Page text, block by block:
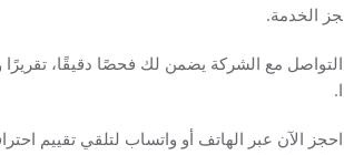
جز الخدمة.
التواصل مع الشركة يضمن لك فحصًا دقيقًا، تقريرًا
ا.
احجز الآن عبر الهاتف أو واتساب لتلقي